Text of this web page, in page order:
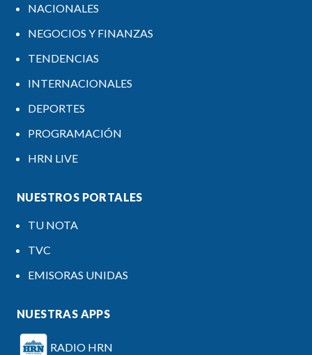
NACIONALES
NEGOCIOS Y FINANZAS
TENDENCIAS
INTERNACIONALES
DEPORTES
PROGRAMACIÓN
HRN LIVE
NUESTROS PORTALES
TU NOTA
TVC
EMISORAS UNIDAS
NUESTRAS APPS
RADIO HRN